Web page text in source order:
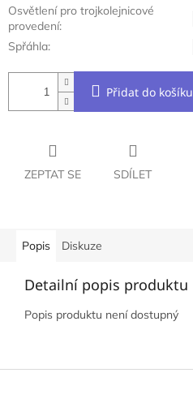
Osvětlení pro trojkolejnicové
provedení:
Spřáhla:
Přidat do košíku
ZEPTAT SE SDÍLET
Popis Diskuze
Detailní popis produktu
Popis produktu není dostupný
Z